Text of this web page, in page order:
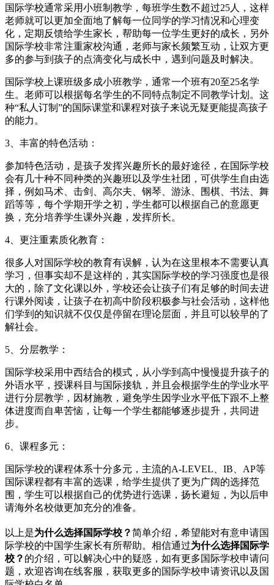
国际学校通常采用小班制教学，每班学生数不超过25人，这样
老师就可以更加全面地了解每一位同学的学习情况和心理变
化，定期反馈给学生家长，帮助每一位学生更好的成长，另外
国际学校非常注重家校沟通，老师与家长频繁互动，让双方更
多的参与到孩子的点滴变化与成长中，遇到问题及时解决。
国际学校上课班级多成小班教学，通常一个班有20至25名学
生。老师可以根据每名学生的不同特点制定不同教学计划。这
种“私人订制”的国际课堂和课程对孩子来说无疑更能提高孩子
的能力。
3、丰富的特色活动：
参加特色活动，是孩子发挥兴趣所长的最好途径，在国际学校
会有几十种不同种类的兴趣班以及学生社团，可供学生自由选
择，例如马术、击剑、高尔夫、钢琴、游泳、围棋、书法、舞
蹈等等，每个学期开学之初，学生都可以根据自己的意愿更
换，充分培养学生课外兴趣，发挥所长。
4、更注重素质化教育：
很多人对国际学校的教育有误解，认为在这里根本不需要认真
学习，但事实却不是这样的，其实国际学校的学习强度也是很
大的，除了文化课以外，学校还会让孩子们有足够的时间去进
行课外阅读，让孩子在初高中阶段积极参与社会活动，这样他
们学到的知识就不仅仅是停留在理论层面，并且可以较早的了
解社会。
5、分层教学：
国际学校采用中西结合的模式，从小学到高中慢慢提升孩子的
外语水平，授课科目与国际接轨，并且会根据学生的学业水平
进行分层教学，因材施教，避免学生因学业水平低下跟不上整
体进度而自卑苦恼，让每一个学生都能够逐步提升，共同进
步。
6、课程多元：
国际学校的课程体系十分多元，主流的A-LEVEL、IB、AP等
国际课程都有丰富的选课，给学生提供了更为广阔的选择范
围，学生可以根据自己的优势进行选课，扬长避短，为以后申
请海外名校做更加充分的准备。
以上是为什么选择国际学校？简单介绍，希望能对有意申请国
际学校的中国学生家长有所帮助。相信通过为什么选择国际学
校？ 的介绍，可以解决心中的疑惑，如有更多国际学校申请问
题，欢迎咨询在线客服 ，获取更多的国际学校申请资讯以及国